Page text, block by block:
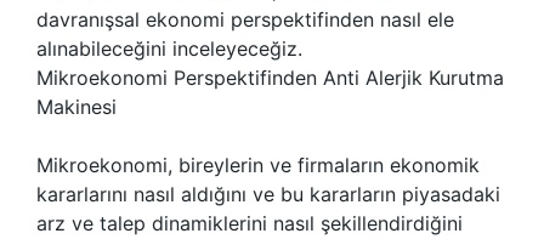
davranışsal ekonomi perspektifinden nasıl ele
alınabileceğini inceleyeceğiz.
Mikroekonomi Perspektifinden Anti Alerjik Kurutma
Makinesi
Mikroekonomi, bireylerin ve firmaların ekonomik
kararlarını nasıl aldığını ve bu kararların piyasadaki
arz ve talep dinamiklerini nasıl şekillendirdiğini